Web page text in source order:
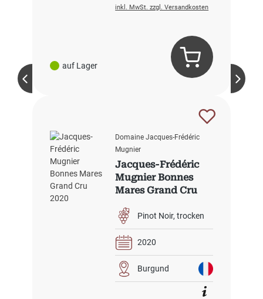
auf Lager
inkl. MwSt. zzgl. Versandkosten
Domaine Jacques-Frédéric
Mugnier
Jacques-Frédéric
Mugnier Bonnes
Mares Grand Cru
Pinot Noir trocken
2020
Burgund